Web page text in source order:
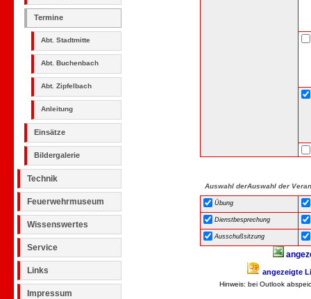
Termine
Abt. Stadtmitte
Abt. Buchenbach
Abt. Zipfelbach
Anleitung
Einsätze
Bildergalerie
Technik
Feuerwehrmuseum
Wissenswertes
Service
Links
Impressum
Auswahl derAuswahl der
Übung
Dienstbesprechung
Ausschußsitzung
angezeigte
Hinweis: bei Outlook